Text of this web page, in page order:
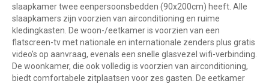
slaapkamer twee eenpersoonsbedden (90x200cm) heeft. Alle
slaapkamers zijn voorzien van airconditioning en ruime
kledingkasten. De woon-/eetkamer is voorzien van een
flatscreen-tv met nationale en internationale zenders plus gratis
video's op aanvraag, evenals een snelle glasvezel wifi-verbinding.
De woonkamer, die ook volledig is voorzien van airconditioning,
biedt comfortabele zitplaatsen voor zes gasten. De eetkamer